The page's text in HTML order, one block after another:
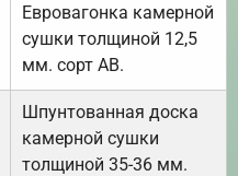
Евровагонка камерной
сушки толщиной 12,5
мм. сорт АВ.
Шпунтованная доска
камерной сушки
толщиной 35-36 мм.